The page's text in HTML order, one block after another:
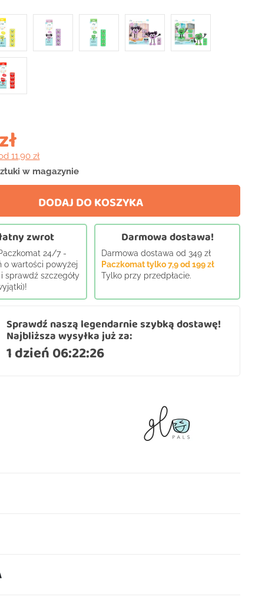
11,90 zł
w magazynie
DODAJ DO KOSZYKA
zwrot
24/7 -
o wartości powyżej
sprawdź szczegóły
Darmowa dostawa!
Darmowa dostawa od 349 zł
Paczkomat tylko 7,9 od 199 zł
Tylko przy przedpłacie.
Sprawdź naszą legendarnie szybką dostawę!
Najbliższa wysyłka już za:
1 dzień 06:22:25